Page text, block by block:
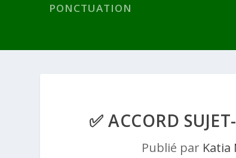
PONCTUATION
✅ ACCORD
Publié par Katia